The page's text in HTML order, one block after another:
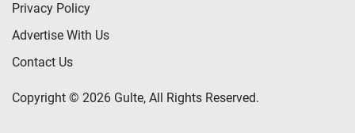
Privacy Policy
Advertise With Us
Contact Us
Copyright © 2026 Gulte, All Rights Reserved.